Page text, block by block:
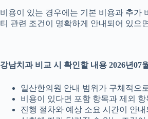
비용이 있는 경우에는 기본 비용과 추가
티 관련 조건이 명확하게 안내되어 있으
강남치과 비교 시 확인할 내용 2026년07
일산한의원 안내 범위가 구체적으
비용이 있다면 포함 항목과 제외 항
진행 절차와 예상 소요 시간이 안내